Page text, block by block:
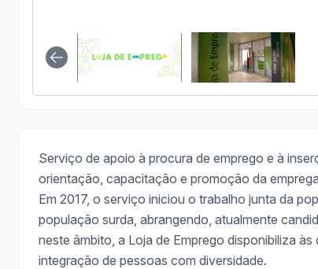
Loja de Emprego. Disponível
Serviço de apoio à procura de emprego e à
orientação, capacitação e promoção da
Em 2017, o serviço iniciou o trabalho junta da
população surda, abrangendo, atualmente
neste âmbito, a Loja de Emprego disponibiliza
integração de pessoas com diversidade.